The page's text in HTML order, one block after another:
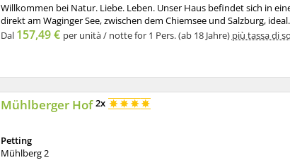
Willkommen bei Natur. Liebe. Leben. Unser Haus befindet sich in
direkt am Waginger See, zwischen dem Chiemsee und Salzburg,
Dal 157,49 € per unità / notte for 1 Pers. (ab 18 Jahre) più tassa di
Mühlberger Hof2x
Petting
Mühlberg 2